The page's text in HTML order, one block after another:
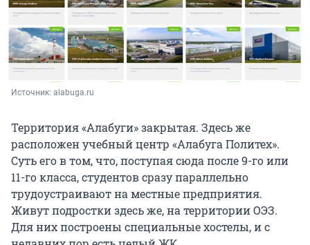
Источник: alabuga.ru
Территория «Алабуги» закрытая. Здесь же
расположен учебный центр «Алабуга Политех».
Суть его в том, что, поступая сюда после 9-го или
11-го класса, студентов сразу параллельно
трудоустраивают на местные предприятия.
Живут подростки здесь же, на территории ОЭЗ.
Для них построены специальные хостелы, и с